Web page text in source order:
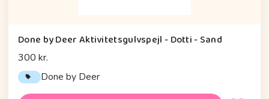
Done by Deer Aktivitetsgulvspejl - Dotti - Sand
300 kr.
Done by Deer